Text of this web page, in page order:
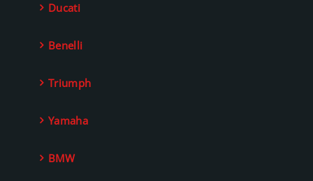
Ducati
Benelli
Triumph
Yamaha
BMW